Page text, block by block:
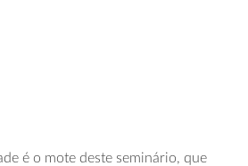
é o mote deste seminário, que